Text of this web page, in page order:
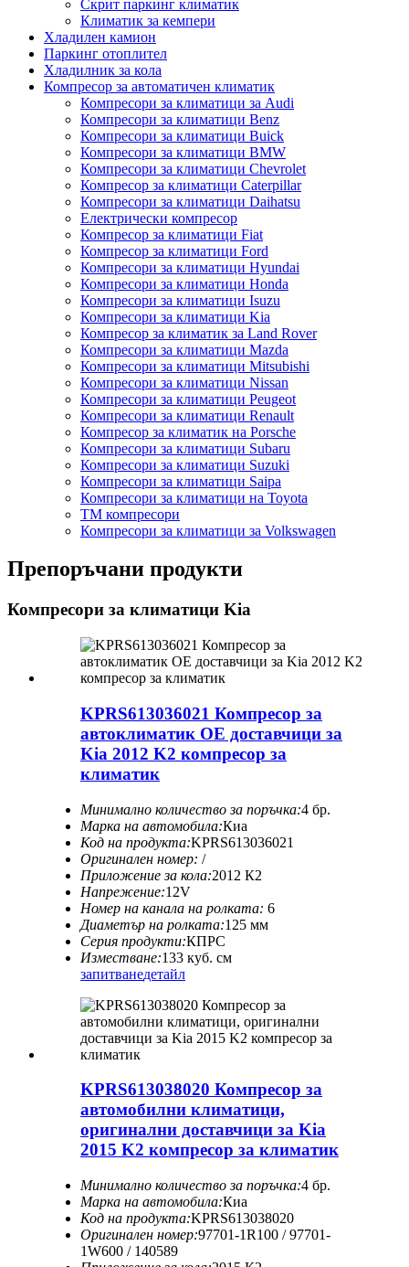
Скрит паркинг климатик
Климатик за кемпери
Хладилен камион
Паркинг отоплител
Хладилник за кола
Компресор за автоматичен климатик
Компресори за климатици за Audi
Компресори за климатици Benz
Компресори за климатици Buick
Компресори за климатици BMW
Компресори за климатици Chevrolet
Компресор за климатици Caterpillar
Компресори за климатици Daihatsu
Електрически компресор
Компресор за климатици Fiat
Компресор за климатици Ford
Компресори за климатици Hyundai
Компресори за климатици Honda
Компресори за климатици Isuzu
Компресори за климатици Kia
Компресор за климатик за Land Rover
Компресори за климатици Mazda
Компресори за климатици Mitsubishi
Компресори за климатици Nissan
Компресори за климатици Peugeot
Компресори за климатици Renault
Компресор за климатик на Porsche
Компресори за климатици Subaru
Компресори за климатици Suzuki
Компресори за климатици Saipa
Компресори за климатици на Toyota
TM компресори
Компресори за климатици за Volkswagen
Препоръчани продукти
Компресори за климатици Kia
KPRS613036021 Компресор за
автоклиматик OE доставчици за
Kia 2012 K2 компресор за
климатик
Минимално количество за поръчка:4 бр.
Марка на автомобила:Киа
Код на продукта:KPRS613036021
Оригинален номер: /
Приложение за кола:2012 К2
Напрежение:12V
Номер на канала на ролката: 6
Диаметър на ролката:125 мм
Серия продукти:КПРС
Изместване:133 куб. см
запитванедетайл
KPRS613038020 Компресор за
автомобилни климатици,
оригинални доставчици за Kia
2015 K2 компресор за климатик
Минимално количество за поръчка:4 бр.
Марка на автомобила:Киа
Код на продукта:KPRS613038020
Оригинален номер:97701-1R100 / 97701-
1W600 / 140589